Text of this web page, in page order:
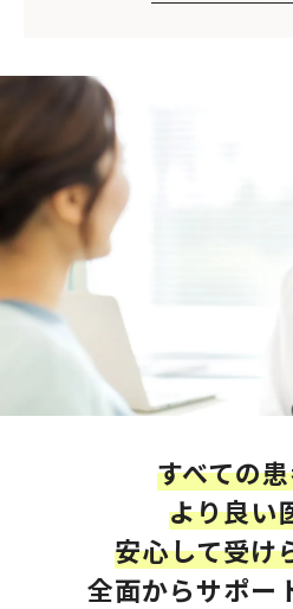
すべての
より良い
安心して受け
全面からサポー